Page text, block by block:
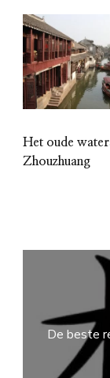
Het oude
Zhouzhuang
De beste